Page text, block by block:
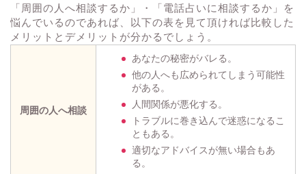
「周囲の人へ相談するか」・「電話占いに相談するか」を
悩んでいるのであれば、以下の表を見て頂ければ比較した
メリットとデメリットが分かるでしょう。
周囲の人へ相談
あなたの秘密がバレる。
他の人へも広められてしまう可能性
がある。
人間関係が悪化する。
トラブルに巻き込んで迷惑になるこ
ともある。
適切なアドバイスが無い場合もあ
る。